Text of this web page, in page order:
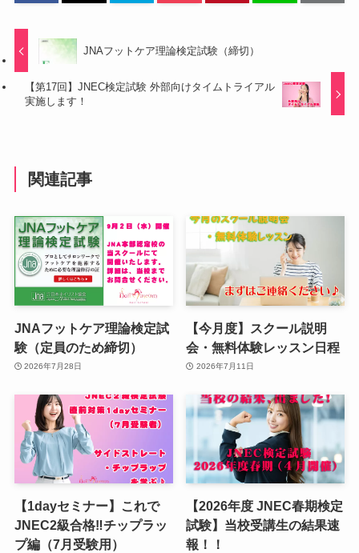
JNAフットケア理論検定試験（締切）
【第17回】JNEC検定試験 外部向けタイムトライアル
実施します！
関連記事
JNAフットケア理論検定試
験（定員のため締切）
2026年7月28日
【今月度】スクール説明
会・無料体験レッスン日程
2026年7月11日
【1dayセミナー】これで
JNEC2級合格‼︎チップラッ
プ編（7月受験用）
【2026年度 JNEC春期検定
試験】当校受講生の結果速
報！！